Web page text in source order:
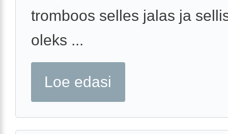
tromboos selles jalas ja
oleks ...
Loe edasi